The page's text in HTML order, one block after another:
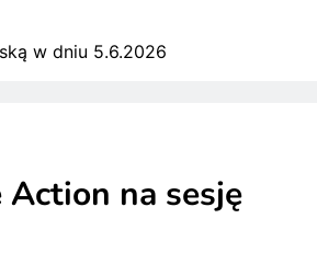
w dniu 5.6.2026
na sesję